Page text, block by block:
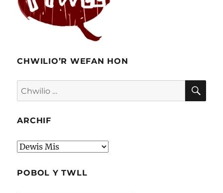
CHWILIO’R WEFAN HON
Chwilio
am:
ARCHIF
Archif
POBOL Y TWLL